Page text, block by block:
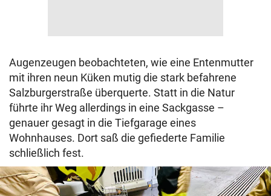
Augenzeugen beobachteten, wie eine Entenmutter
mit ihren neun Küken mutig die stark befahrene
Salzburgerstraße überquerte. Statt in die Natur
führte ihr Weg allerdings in eine Sackgasse –
genauer gesagt in die Tiefgarage eines
Wohnhauses. Dort saß die gefiederte Familie
schließlich fest.